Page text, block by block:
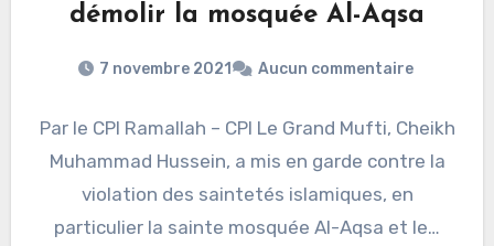
démolir la mosquée Al-Aqsa
7 novembre 2021 Aucun commentaire
Par le CPI Ramallah – CPI Le Grand Mufti, Cheikh
Muhammad Hussein, a mis en garde contre la
violation des saintetés islamiques, en
particulier la sainte mosquée Al-Aqsa et le…